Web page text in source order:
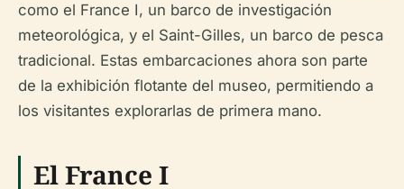
como el France I, un barco de investigación
meteorológica, y el Saint-Gilles, un barco de pesca
tradicional. Estas embarcaciones ahora son parte
de la exhibición flotante del museo, permitiendo a
los visitantes explorarlas de primera mano.
El France I